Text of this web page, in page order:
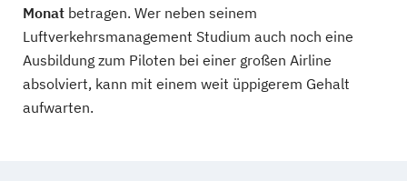
Monat betragen. Wer neben seinem
Luftverkehrsmanagement Studium auch noch eine
Ausbildung zum Piloten bei einer großen Airline
absolviert, kann mit einem weit üppigerem Gehalt
aufwarten.